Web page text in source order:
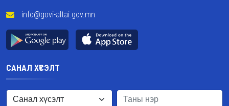
info@govi-altai.gov.mn
САНАЛ ХҮСЭЛТ